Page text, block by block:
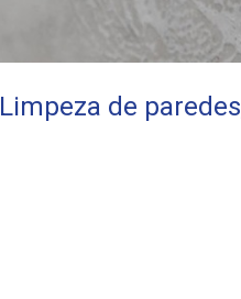
Limpeza de